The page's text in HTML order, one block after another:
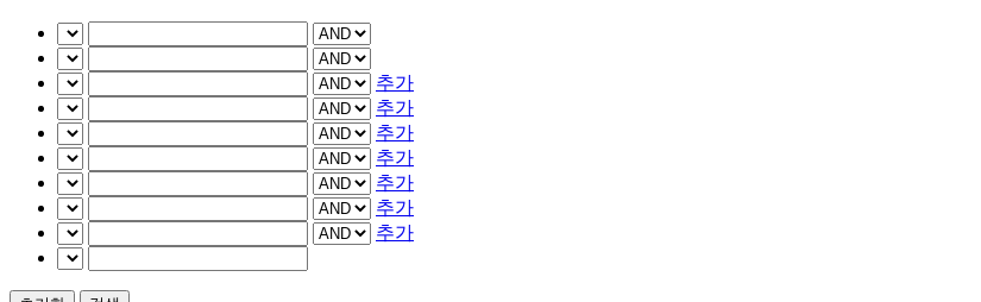
추가
추가
추가
추가
추가
추가
추가